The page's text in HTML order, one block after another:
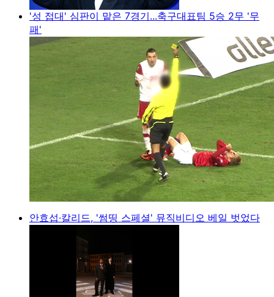
'성 접대' 심판이 맡은 7경기...축구대표팀 5승 2무 '무
패'
안효섭·칼리드, '썸띵 스페셜' 뮤직비디오 베일 벗었다